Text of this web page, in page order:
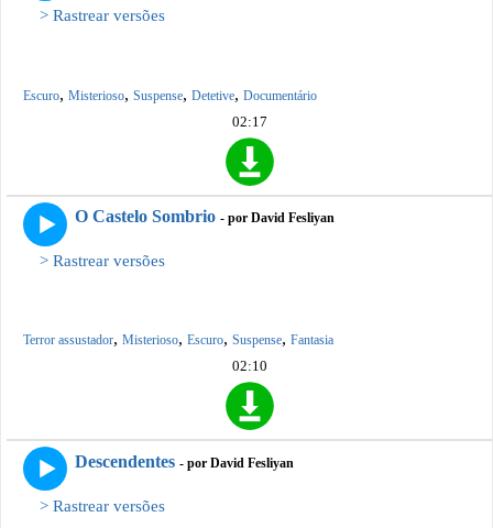
> Rastrear versões
Escuro, Misterioso, Suspense, Detetive, Documentário
02:17
O Castelo Sombrio - por David Fesliyan
> Rastrear versões
Terror assustador, Misterioso, Escuro, Suspense, Fantasia
02:10
Descendentes - por David Fesliyan
> Rastrear versões